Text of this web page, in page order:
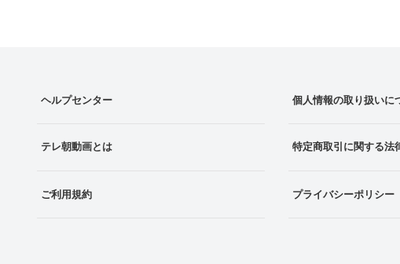
ヘルプセンター
テレ朝動画とは
ご利用規約
個人情報の取り扱いに
特定商取引に関する法
プライバシーポリシー